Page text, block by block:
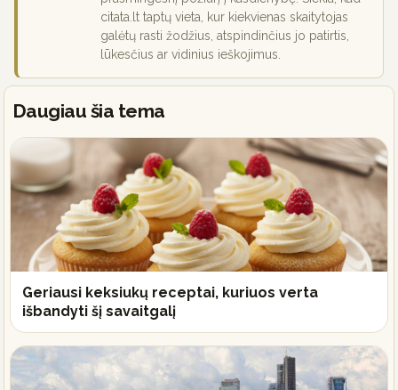
citata.lt taptų vieta, kur kiekvienas skaitytojas
galėtų rasti žodžius, atspindinčius jo patirtis,
lūkesčius ar vidinius ieškojimus.
Daugiau šia tema
Geriausi keksiukų receptai, kuriuos verta
išbandyti šį savaitgalį